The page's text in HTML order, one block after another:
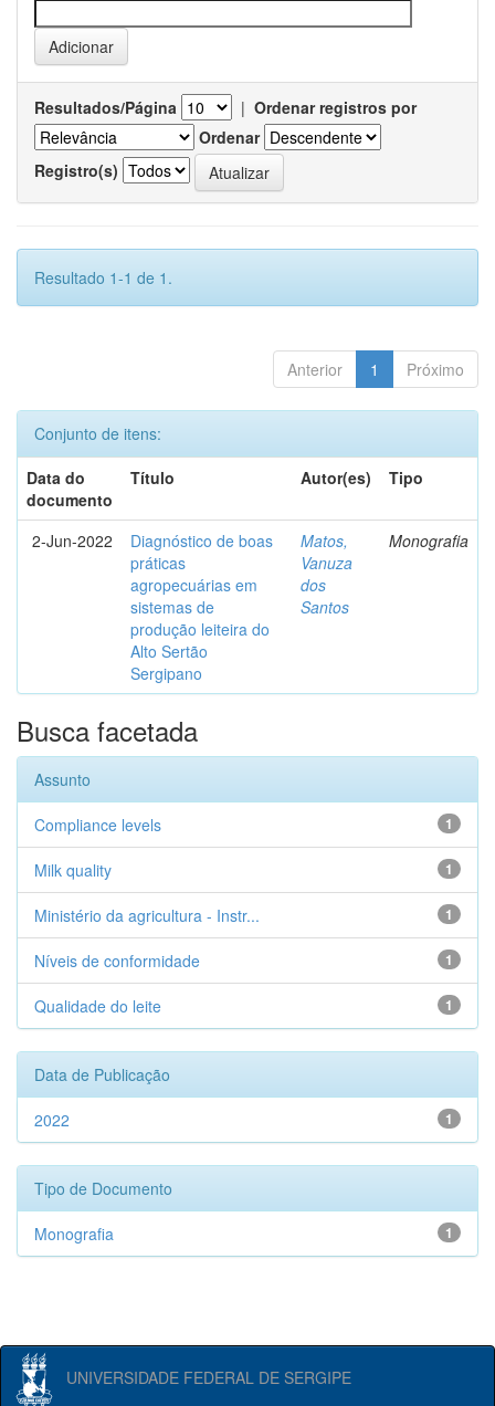
Resultados/Página | Ordenar registros por
Ordenar
Registro(s)
Resultado 1-1 de 1.
Anterior 1 Próximo
Conjunto de itens:
Data do
documento
Título Autor(es) Tipo
2-Jun-2022
Diagnóstico de boas
práticas
agropecuárias em
sistemas de
produção leiteira do
Alto Sertão
Sergipano
Matos,
Vanuza
dos
Santos
Monografia
Busca facetada
Assunto
1
Compliance levels
1
Milk quality
1
Ministério da agricultura - Instr...
1
Níveis de conformidade
1
Qualidade do leite
Data de Publicação
1
2022
Tipo de Documento
1
Monografia
UNIVERSIDADE FEDERAL DE SERGIPE